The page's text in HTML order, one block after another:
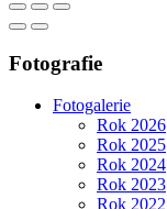
Fotografie
Fotogalerie
Rok 2026
Rok 2025
Rok 2024
Rok 2023
Rok 2022